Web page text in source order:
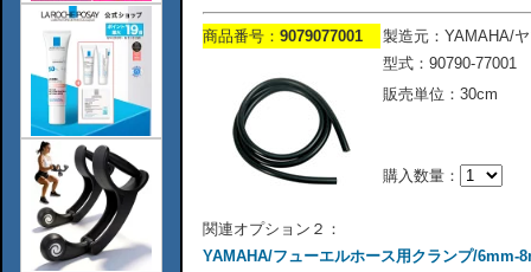
商品番号： 9079077001
製造元：YAMAHA/
型式：90790-77001
販売単位：30cm
購入数量：
関連オプション２：
YAMAHA/フューエルホース用クランプ/6mm-